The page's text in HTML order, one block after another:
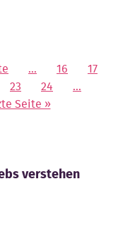
… 16
17
23 24
…
Seite »
verstehen